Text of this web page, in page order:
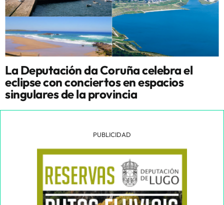
La Deputación da Coruña celebra el
eclipse con conciertos en espacios
singulares de la provincia
PUBLICIDAD